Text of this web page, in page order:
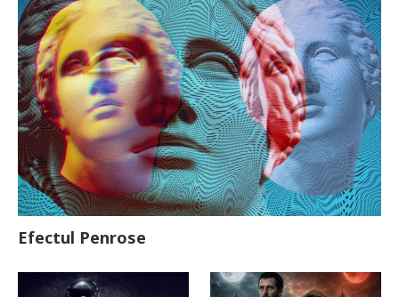
Efectul Penrose